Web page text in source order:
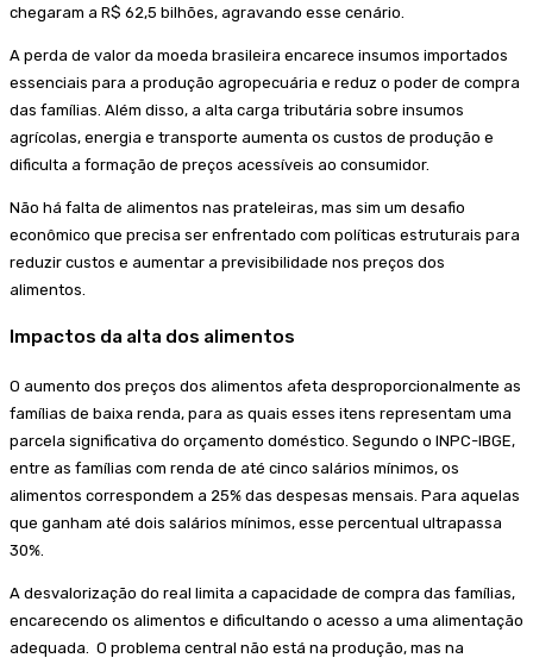
chegaram a R$ 62,5 bilhões, agravando esse cenário.
A perda de valor da moeda brasileira encarece insumos importados
essenciais para a produção agropecuária e reduz o poder de compra
das famílias. Além disso, a alta carga tributária sobre insumos
agrícolas, energia e transporte aumenta os custos de produção e
dificulta a formação de preços acessíveis ao consumidor.
Não há falta de alimentos nas prateleiras, mas sim um desafio
econômico que precisa ser enfrentado com políticas estruturais para
reduzir custos e aumentar a previsibilidade nos preços dos
alimentos.
Impactos da alta dos alimentos
O aumento dos preços dos alimentos afeta desproporcionalmente as
famílias de baixa renda, para as quais esses itens representam uma
parcela significativa do orçamento doméstico. Segundo o INPC-IBGE,
entre as famílias com renda de até cinco salários mínimos, os
alimentos correspondem a 25% das despesas mensais. Para aquelas
que ganham até dois salários mínimos, esse percentual ultrapassa
30%.
A desvalorização do real limita a capacidade de compra das famílias,
encarecendo os alimentos e dificultando o acesso a uma alimentação
adequada. O problema central não está na produção, mas na